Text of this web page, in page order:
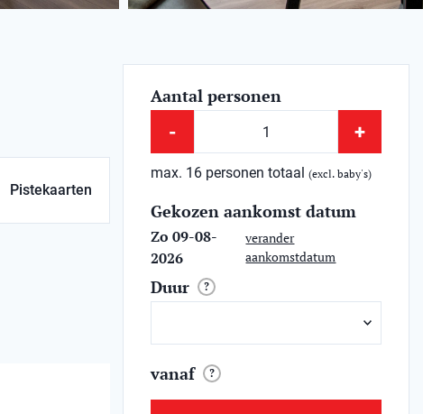
Pistekaarten
Aantal personen
- +
max. 16 personen totaal(excl. baby's)
Gekozen aankomst datum
Zo 09-08-
2026
verander
aankomstdatum
Duur ?
vanaf ?